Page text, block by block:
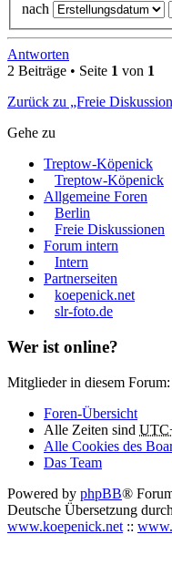
nach
Antworten
2 Beiträge • Seite 1 von 1
Zurück zu „Freie
Gehe zu
Treptow-Köpenick
Treptow-Köpenick
Allgemeine Foren
Berlin
Freie Diskussionen
Forum intern
Intern
Partnerseiten
koepenick.net
slr-foto.de
Wer ist online?
Mitglieder in diesem
Foren-Übersicht
Alle Zeiten sind
Alle Cookies des
Das Team
Powered by phpBB®
Deutsche Übersetzung durch
www.koepenick.net ::